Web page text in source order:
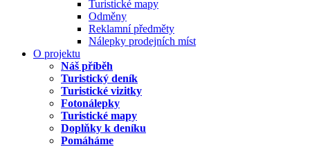
Turistické mapy
Odměny
Reklamní předměty
Nálepky prodejních míst
O projektu
Náš příběh
Turistický deník
Turistické vizitky
Fotonálepky
Turistické mapy
Doplňky k deníku
Pomáháme